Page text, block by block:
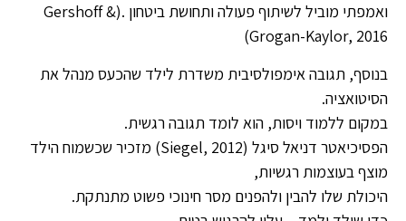
ואמפתי מוביל לשיתוף פעולה ותחושת ביטחון .(Gershoff &
Grogan-Kaylor, 2016)
בנוסף, תגובה אימפולסיבית משדרת לילד שהכעס מנהל את
הסיטואציה.
במקום ללמוד ויסות, הוא לומד תגובה רגשית.
הפסיכיאטר דניאל סיגל (Siegel, 2012) מזכיר שכשמוח הילד
מוצף בעוצמות רגשיות,
היכולת שלו להבין ולהפנים מסר חינוכי פשוט מתנתקת.